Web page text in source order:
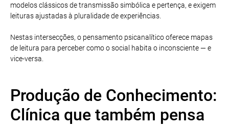
modelos clássicos de transmissão simbólica e pertença, e exigem
leituras ajustadas à pluralidade de experiências.
Nestas intersecções, o pensamento psicanalítico oferece mapas
de leitura para perceber como o social habita o inconsciente — e
vice-versa.
Produção de Conhecimento:
Clínica que também pensa